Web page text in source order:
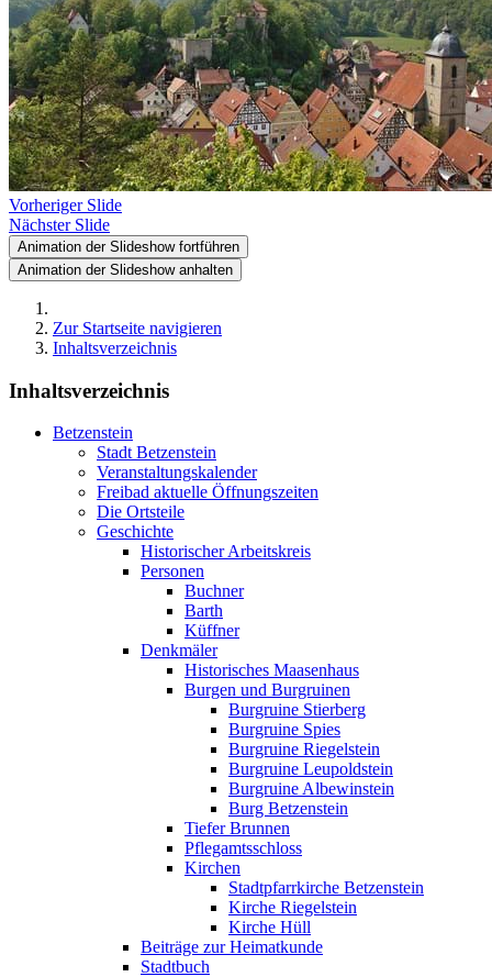
Vorheriger Slide
Nächster Slide
Animation der Slideshow fortführen
Animation der Slideshow anhalten
Zur Startseite navigieren
Inhaltsverzeichnis
Inhaltsverzeichnis
Betzenstein
Stadt Betzenstein
Veranstaltungskalender
Freibad aktuelle Öffnungszeiten
Die Ortsteile
Geschichte
Historischer Arbeitskreis
Personen
Buchner
Barth
Küffner
Denkmäler
Historisches Maasenhaus
Burgen und Burgruinen
Burgruine Stierberg
Burgruine Spies
Burgruine Riegelstein
Burgruine Leupoldstein
Burgruine Albewinstein
Burg Betzenstein
Tiefer Brunnen
Pflegamtsschloss
Kirchen
Stadtpfarrkirche Betzenstein
Kirche Riegelstein
Kirche Hüll
Beiträge zur Heimatkunde
Stadtbuch